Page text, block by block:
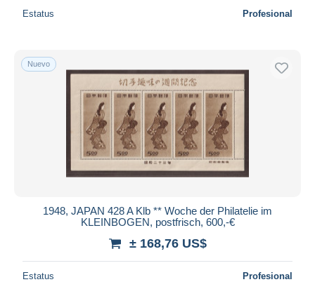
Estatus Profesional
Nuevo
1948, JAPAN 428 A Klb ** Woche der Philatelie im
KLEINBOGEN, postfrisch, 600,-€
± 168,76 US$
Estatus Profesional